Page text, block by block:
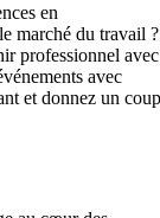
en
marché du travail ?
professionnel avec
avec
et donnez un coup